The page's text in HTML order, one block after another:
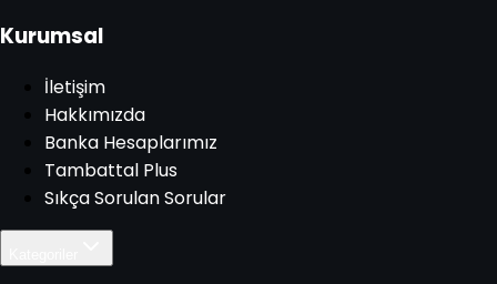
Kurumsal
İletişim
Hakkımızda
Banka Hesaplarımız
Tambattal Plus
Sıkça Sorulan Sorular